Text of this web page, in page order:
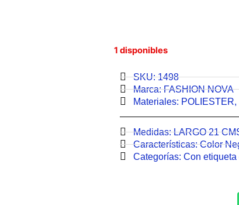
1 disponibles
SKU: 1498
Marca:FASHION NOVA
Materiales: POLIESTER,
Medidas:LARGO 21
Características:Color
Categorías: Con etiqueta